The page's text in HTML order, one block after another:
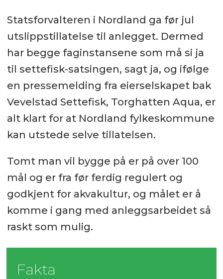
Statsforvalteren i Nordland ga før jul
utslippstillatelse til anlegget. Dermed
har begge faginstansene som må si ja
til settefisk-satsingen, sagt ja, og ifølge
en pressemelding fra eierselskapet bak
Vevelstad Settefisk, Torghatten Aqua, er
alt klart for at Nordland fylkeskommune
kan utstede selve tillatelsen.
Tomt man vil bygge på er på over 100
mål og er fra før ferdig regulert og
godkjent for akvakultur, og målet er å
komme i gang med anleggsarbeidet så
raskt som mulig.
Fakta